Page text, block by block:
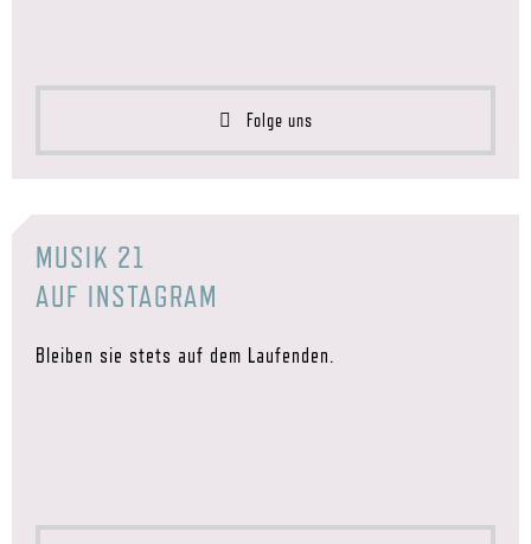
Folge uns
MUSIK 21
AUF INSTAGRAM
Bleiben sie stets auf dem Laufenden.